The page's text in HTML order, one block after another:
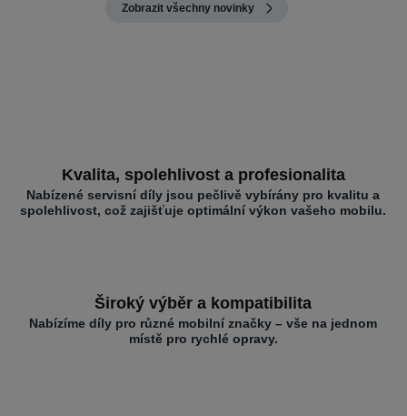
Zobrazit všechny novinky
Kvalita, spolehlivost a profesionalita
Nabízené servisní díly jsou pečlivě vybírány pro kvalitu a
spolehlivost, což zajišťuje optimální výkon vašeho mobilu.
Široký výběr a kompatibilita
Nabízíme díly pro různé mobilní značky – vše na jednom
místě pro rychlé opravy.